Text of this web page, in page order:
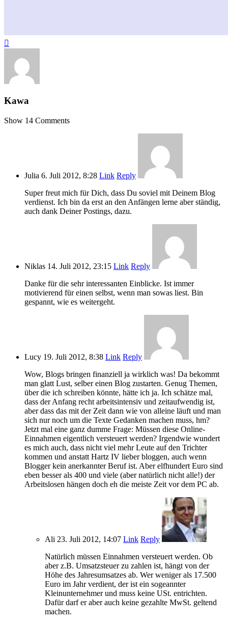

Kawa
Show 14 Comments
Julia 6. Juli 2012, 8:28 Link Reply
Super freut mich für Dich, dass Du soviel mit Deinem Blog
verdienst. Ich bin da erst an den Anfängen lerne aber ständig,
auch dank Deiner Postings, dazu.
Niklas 14. Juli 2012, 23:15 Link Reply
Danke für die sehr interessanten Einblicke. Ist immer
motivierend für einen selbst, wenn man sowas liest. Bin
gespannt, wie es weitergeht.
Lucy 19. Juli 2012, 8:38 Link Reply
Wow, Blogs bringen finanziell ja wirklich was! Da bekommt
man glatt Lust, selber einen Blog zustarten. Genug Themen,
über die ich schreiben könnte, hätte ich ja. Ich schätze mal,
dass der Anfang recht arbeitsintensiv und zeitaufwendig ist,
aber dass das mit der Zeit dann wie von alleine läuft und man
sich nur noch um die Texte Gedanken machen muss, hm?
Jetzt mal eine ganz dumme Frage: Müssen diese Online-
Einnahmen eigentlich versteuert werden? Irgendwie wundert
es mich auch, dass nicht viel mehr Leute auf den Trichter
kommen und anstatt Hartz IV lieber bloggen, auch wenn
Blogger kein anerkannter Beruf ist. Aber elfhundert Euro sind
eben besser als 400 und viele (aber natürlich nicht alle!) der
Arbeitslosen hängen doch eh die meiste Zeit vor dem PC ab.
Ali 23. Juli 2012, 14:07 Link Reply
Natürlich müssen Einnahmen versteuert werden. Ob
aber z.B. Umsatzsteuer zu zahlen ist, hängt von der
Höhe des Jahresumsatzes ab. Wer weniger als 17.500
Euro im Jahr verdient, der ist ein sogeannter
Kleinunternehmer und muss keine USt. entrichten.
Dafür darf er aber auch keine gezahlte MwSt. geltend
machen.